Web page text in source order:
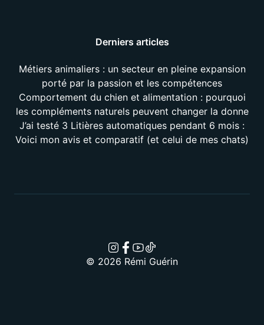
Derniers articles
Métiers animaliers : un secteur en pleine expansion
porté par la passion et les compétences
Comportement du chien et alimentation : pourquoi
les compléments naturels peuvent changer la donne
J’ai testé 3 Litières automatiques pendant 6 mois :
Voici mon avis et comparatif (et celui de mes chats)
© 2026 Rémi Guérin